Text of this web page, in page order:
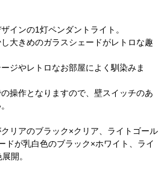
インの1灯ペンダントライト。
大きめのガラスシェードがレトロな趣
ジやレトロなお部屋によく馴染みま
操作となりますので、壁スイッチのあ
リアのブラック×クリア、ライトゴール
ドが乳白色のブラック×ホワイト、ライ
開。